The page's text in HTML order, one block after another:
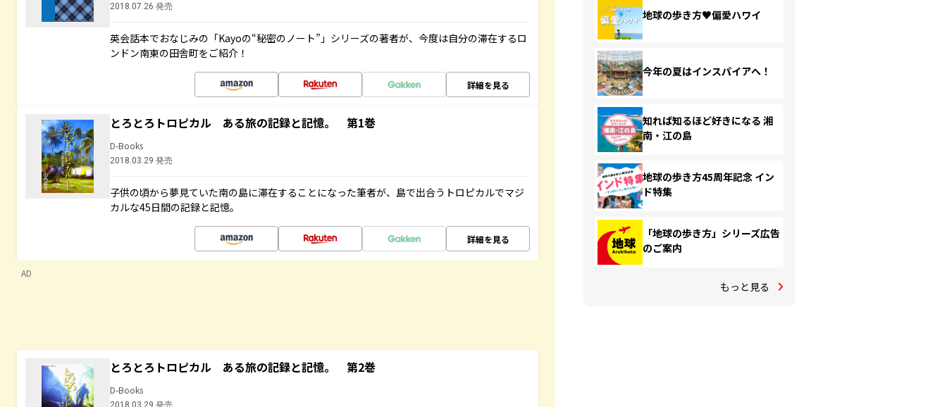
2018.07.26 発売
英会話本でおなじみの「Kayoの“秘密のノート”」シリーズの著者が、今度は自分の滞在するロ
ンドン南東の田舎町をご紹介！
詳細を見る
とろとろトロピカル ある旅の記録と記憶。 第1巻
D-Books
2018.03.29 発売
子供の頃から夢見ていた南の島に滞在することになった筆者が、島で出合うトロピカルでマジ
カルな45日間の記録と記憶。
詳細を見る
AD
とろとろトロピカル ある旅の記録と記憶。 第2巻
D-Books
2018.03.29 発売
地球の歩き方♥偏愛ハワイ
今年の夏はインスパイアへ！
知れば知るほど好きになる 湘
南・江の島
地球の歩き方45周年記念 イン
ド特集
「地球の歩き方」シリーズ広告
のご案内
もっと見る